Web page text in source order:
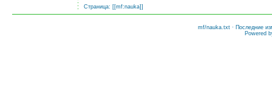
Страница: [[mf:nauka]]
mf/nauka.txt · Последние
Powered